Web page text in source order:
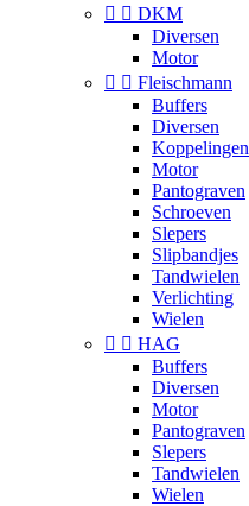
  DKM
Diversen
Motor
  Fleischmann
Buffers
Diversen
Koppelingen
Motor
Pantograven
Schroeven
Slepers
Slipbandjes
Tandwielen
Verlichting
Wielen
  HAG
Buffers
Diversen
Motor
Pantograven
Slepers
Tandwielen
Wielen